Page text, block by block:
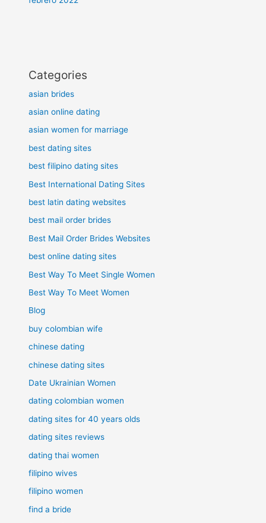
Categories
asian brides
asian online dating
asian women for marriage
best dating sites
best filipino dating sites
Best International Dating Sites
best latin dating websites
best mail order brides
Best Mail Order Brides Websites
best online dating sites
Best Way To Meet Single Women
Best Way To Meet Women
Blog
buy colombian wife
chinese dating
chinese dating sites
Date Ukrainian Women
dating colombian women
dating sites for 40 years olds
dating sites reviews
dating thai women
filipino wives
filipino women
find a bride